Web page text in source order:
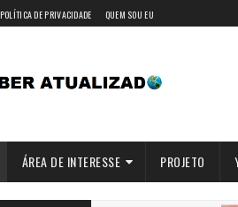
POLÍTICA DE PRIVACIDADE QUEM SOU EU
ÁREA DE INTERESSE PROJETO